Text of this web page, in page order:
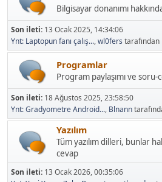
Son ileti:13 Ocak 2025, 14:34:06
Ynt: Laptopun fanı çalış... ,wl0ferstarafından
Programlar
Program paylaşımı ve soru-
Son ileti:18 Ağustos 2025, 23:58:50
Ynt: Gradyometre Android...,Blnann
Yazılım
Tüm yazılım dilleri, bunlar
cevap
Son ileti:13 Ocak 2026, 00:35:06
Ynt: Yeni Yapay Zeka Des...,tcmertkaradag